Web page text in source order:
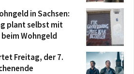
in Sachsen:
plant selbst mit
Wohngeld
Freitag, der 7.